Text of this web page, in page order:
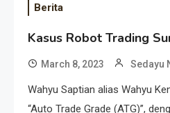
Berita
Kasus Robot Trading
March 8, 2023 Sedayu
Wahyu Saptian alias Wahyu
“Auto Trade Grade (ATG)”,